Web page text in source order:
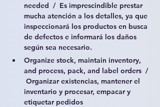
needed  /  Es imprescindible prestar
mucha atención a los detalles, ya que
inspeccionará los productos en busca
de defectos e informará los daños
según sea necesario.
Organize stock, maintain inventory,
and process, pack, and label orders  /
Organizar existencias, mantener el
inventario y procesar, empacar y
etiquetar pedidos